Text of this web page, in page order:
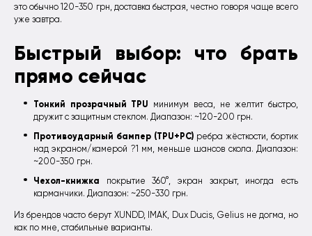
это обычно 120-350 грн, доставка быстрая, честно говоря чаще всего
уже завтра.
Быстрый выбор: что брать
прямо сейчас
Тонкий прозрачный TPU
минимум веса, не желтит быстро,
дружит с защитным стеклом. Диапазон: ~120-200 грн.
Противоударный бампер (TPU+PC) ребра жёсткости, бортик
над экраном/камерой ?1 мм, меньше шансов скола. Диапазон:
~200-350 грн.
Чехол-книжка покрытие 360°, экран закрыт, иногда есть
карманчики. Диапазон: ~250-330 грн.
Из брендов часто берут XUNDD, IMAK, Dux Ducis, Gelius не догма, но
как по мне, стабильные варианты.